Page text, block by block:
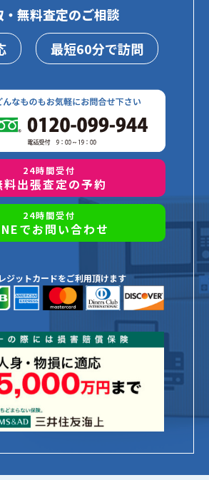
・無料査定のご相談
最短60分で訪問
24時間受付
料出張査定の予約
24時間受付
でお問い合わせ
ジットカードをご利用頂けます